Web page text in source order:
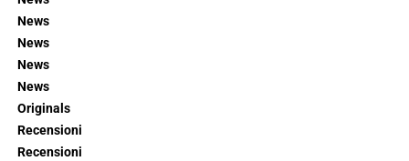
News
News
News
News
Originals
Recensioni
Recensioni